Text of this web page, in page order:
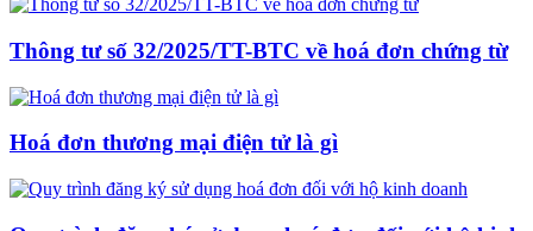
Thông tư số 32/2025/TT-BTC về hoá đơn chứng từ
Hoá đơn thương mại điện tử là gì